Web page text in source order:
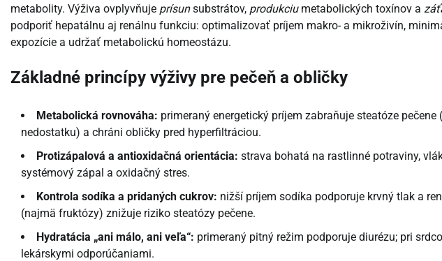
metabolity. Výživa ovplyvňuje prísunsubstrátov, produkciumetabolických toxínov a
podporiť hepatálnu aj renálnu funkciu: optimalizovať príjem makro- a mikroživín,
expozície a udržať metabolickú homeostázu.
Základné princípy výživy pre pečeň a obličky
Metabolická rovnováha: primeraný energetický príjem zabraňuje steatóze
nedostatku) a chráni obličky pred hyperfiltráciou.
Protizápalová a antioxidačná orientácia: strava bohatá na rastlinné potraviny,
systémový zápal a oxidačný stres.
Kontrola sodíka a pridaných cukrov: nižší príjem sodíka podporuje krvný tlak a
(najmä fruktózy) znižuje riziko steatózy pečene.
Hydratácia „ani málo, ani veľa“: primeraný pitný režim podporuje diurézu; pri
lekárskymi odporúčaniami.